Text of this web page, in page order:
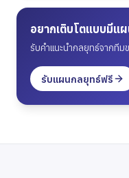
อยากเติบโตแบบมีแ
รับคำแนะนำกลยุทธ์จากทีม
รับแผนกลยุทธ์ฟรี